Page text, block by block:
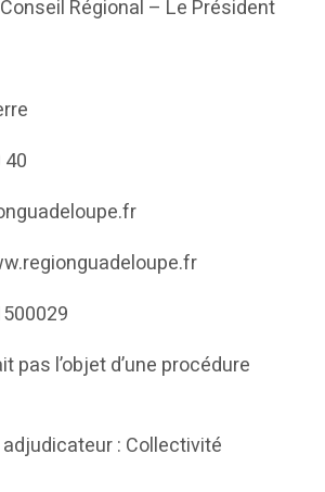
Régional – Le Président
40
pas l’objet d’une procédure
: Collectivité